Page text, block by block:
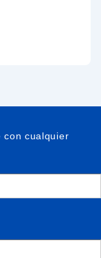
con cualquier